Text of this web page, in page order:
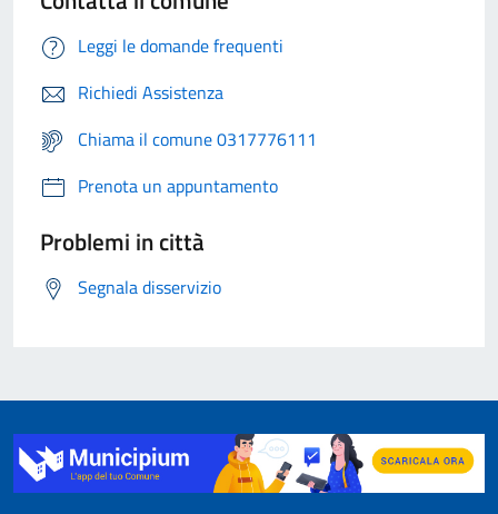
Leggi le domande frequenti
Richiedi Assistenza
Chiama il comune 0317776111
Prenota un appuntamento
Problemi in città
Segnala disservizio